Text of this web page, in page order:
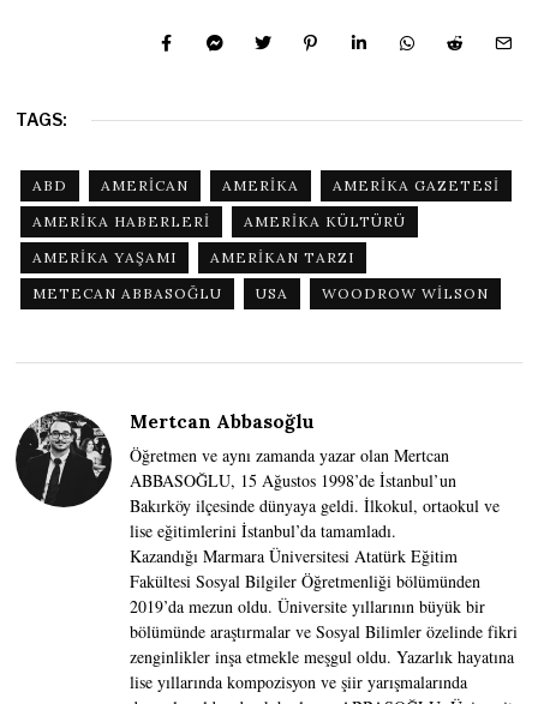
TAGS:
ABD AMERICAN AMERIKA
AMERIKA GAZETESI
AMERIKA HABERLERI
AMERIKA KÜLTÜRÜ
AMERIKA YAŞAMI
AMERIKAN TARZI
METECAN ABBASOĞLU
USA WOODROW WILSON
Mertcan Abbasoğlu
Öğretmen ve aynı zamanda yazar olan Mertcan
ABBASOĞLU, 15 Ağustos 1998’de İstanbul’un
Bakırköy ilçesinde dünyaya geldi. İlkokul, ortaokul ve
lise eğitimlerini İstanbul’da tamamladı.
Kazandığı Marmara Üniversitesi Atatürk Eğitim
Fakültesi Sosyal Bilgiler Öğretmenliği bölümünden
2019’da mezun oldu. Üniversite yıllarının büyük bir
bölümünde araştırmalar ve Sosyal Bilimler özelinde fikri
zenginlikler inşa etmekle meşgul oldu. Yazarlık hayatına
lise yıllarında kompozisyon ve şiir yarışmalarında